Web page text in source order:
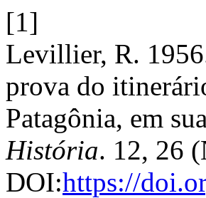
[1]
Levillier, R.
prova do
Patagônia, em
História. 12, 26
DOI:https://